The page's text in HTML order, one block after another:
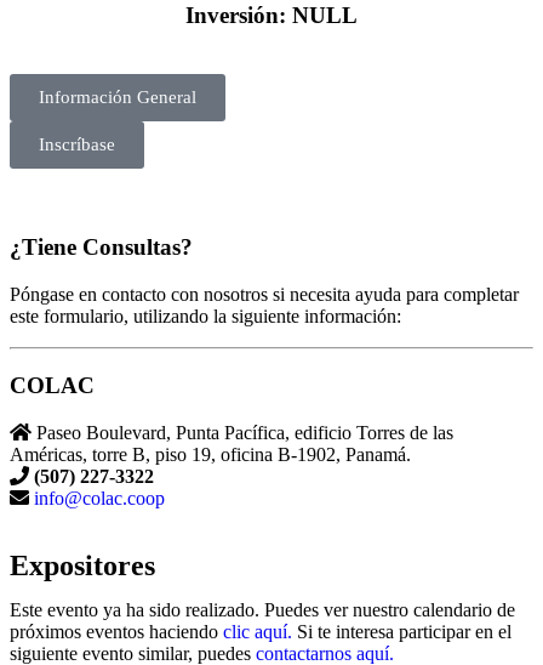
Inversión: NULL
Información General
Inscríbase
¿Tiene Consultas?
Póngase en contacto con nosotros si necesita ayuda para completar
este formulario, utilizando la siguiente información:
COLAC
Paseo Boulevard, Punta Pacífica, edificio Torres de las
Américas, torre B, piso 19, oficina B-1902, Panamá.
(507) 227-3322
info@colac.coop
Expositores
Este evento ya ha sido realizado. Puedes ver nuestro calendario de
próximos eventos haciendo clic aquí. Si te interesa participar en el
siguiente evento similar, puedes contactarnos aquí.